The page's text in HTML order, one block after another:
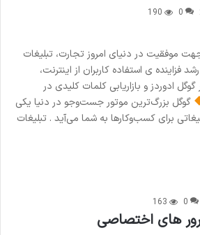
0
190
موفقیت در دنیای امروز تجارت، تبلیغات
فزاینده ی استفاده کاربران از اینترنت،
ادوردز و بازاریابی کلمات کلیدی در
گوگل بزرگ‌ترین موتور جست‌وجو در دنیا یکی
برای کسب‌وکارها به شما می‌آید . تبلیغات
0
163
های اختصاصی